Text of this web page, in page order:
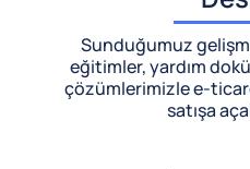
Sunduğumuz
eğitimler, yardım
çözümlerimizlee-
satışa